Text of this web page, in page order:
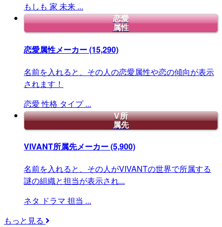
もしも 家 未来 ...
恋愛
属性
恋愛属性メーカー(15,290)
名前を入れると、その人の恋愛属性や恋の傾向が表示
されます！
恋愛 性格 タイプ ...
V所
属先
VIVANT所属先メーカー(5,900)
名前を入れると、その人がVIVANTの世界で所属する
謎の組織と担当が表示され...
ネタ ドラマ 担当 ...
もっと見る